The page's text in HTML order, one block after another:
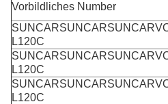
Vorbildliches Number
L120C
L120C
L120C